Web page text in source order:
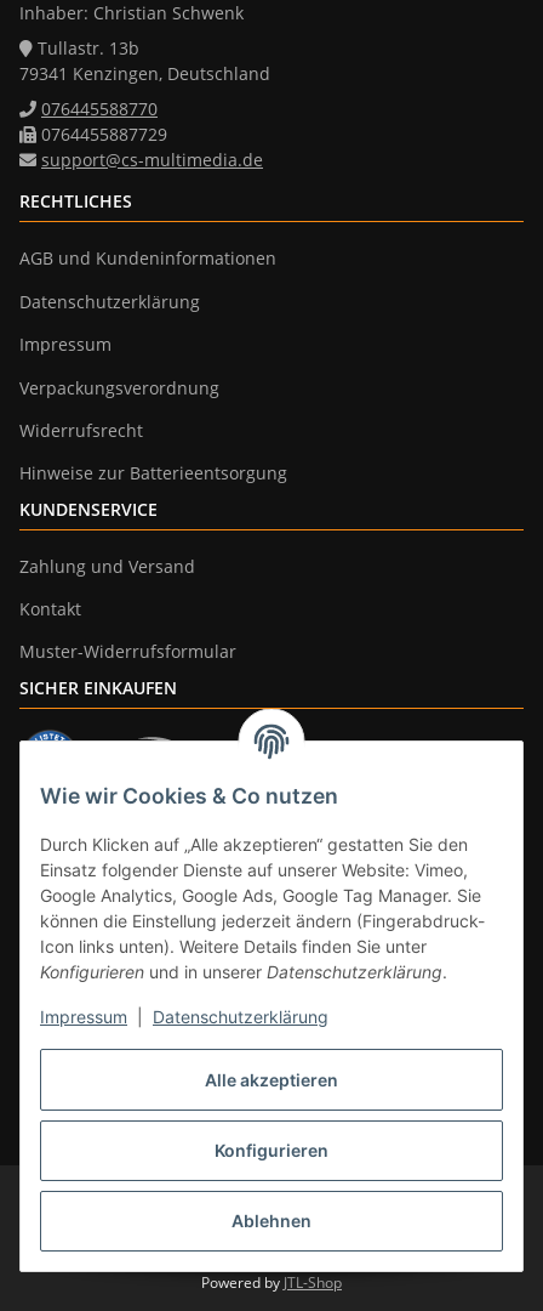
Alle akzeptieren
Konfigurieren
Ablehnen
Wie wir Cookies & Co nutzen
Durch Klicken auf „Alle akzeptieren“ gestatten Sie den
Einsatz folgender Dienste auf unserer Website: Vimeo,
Google Analytics, Google Ads, Google Tag Manager. Sie
können die Einstellung jederzeit ändern (Fingerabdruck-
Icon links unten). Weitere Details finden Sie unter
Konfigurieren und in unserer Datenschutzerklärung.
Impressum Datenschutzerklärung
Inhaber: Christian Schwenk
Tullastr. 13b
79341 Kenzingen, Deutschland
076445588770
0764455887729
support@cs-multimedia.de
RECHTLICHES
AGB und Kundeninformationen
Datenschutzerklärung
Impressum
Verpackungsverordnung
Widerrufsrecht
Hinweise zur Batterieentsorgung
KUNDENSERVICE
Zahlung und Versand
Kontakt
Muster-Widerrufsformular
SICHER EINKAUFEN
* Alle Preise inkl. gesetzlicher Mwst., zzgl.Versand
DE, gilt nicht für Großgeräte per Spedition). Artikel mit 0% MwSt. (gem. §
© CS-Multimedia GmbH
Änderungen und Irrtümer vorbehalten.
Abbildungen ähnlich, alle Angebote ohne Dekoration. Angebot gültig auf
Powered by JTL-Shop